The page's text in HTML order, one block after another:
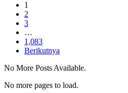
1
2
3
…
1,083
Berikutnya
No More Posts Available.
No more pages to load.